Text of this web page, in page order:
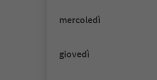
mercoledì
giovedì